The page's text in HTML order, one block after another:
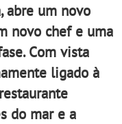
abre um novo
novo chef e uma
Com vista
ligado à
do mar e a